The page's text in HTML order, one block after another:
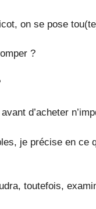
on se pose
?
d’acheter
je précise en
toutefois,